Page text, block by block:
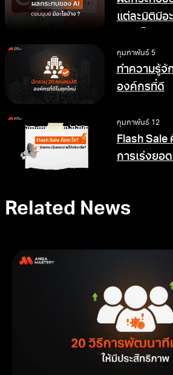
แต่ละมิติมีอ
กุมภาพันธ์ 5
ทำความรู้
องค์กรที่ดี
กุมภาพันธ์ 12
Flash Sale
การเร่งยอ
Related News